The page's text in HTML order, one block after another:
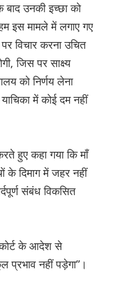
उनकी इच्छा को
इस मामले में लगाए गए
विचार करना उचित
जिस पर साक्ष्य
को निर्णय लेना
में कोई दम नहीं
हुए कहा गया कि माँ
के दिमाग में जहर नहीं
संबंध विकसित
के आदेश से
प्रभाव नहीं पड़ेगा”।